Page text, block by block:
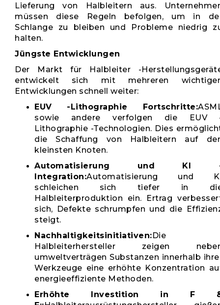
Lieferung von Halbleitern aus.
müssen diese Regeln befolgen, um in
Schlange zu bleiben und Probleme niedrig
halten.
Jüngste Entwicklungen
Der Markt für Halbleiter -
entwickelt sich mit mehreren
Entwicklungen schnell weiter:
EUV -Lithographie Fortschritte:
sowie andere verfolgen die EUV
Lithographie -Technologien. Dies
die Schaffung von Halbleitern auf
kleinsten Knoten.
Automatisierung und KI
Integration:Automatisierung und
schleichen sich tiefer in
Halbleiterproduktion ein. Ertrag
sich, Defekte schrumpfen und die
steigt.
Nachhaltigkeitsinitiativen:Die
Halbleiterhersteller zeigen
umweltverträgen Substanzen innerhalb
Werkzeuge eine erhöhte Konzentration
energieeffiziente Methoden.
Erhöhte Investition in F